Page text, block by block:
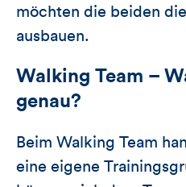
möchten die beiden
ausbauen.
Walking Team –
genau?
Beim Walking Team
eine eigene